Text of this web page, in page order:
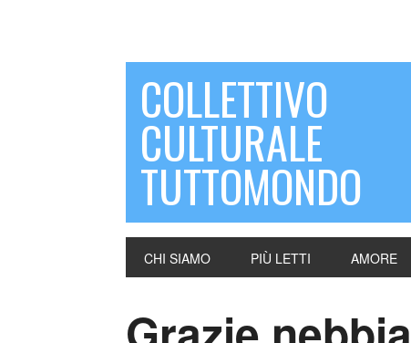
COLLETTIVO
CULTURALE
TUTTOMONDO
CHI SIAMO PIÙ LETTI AMORE